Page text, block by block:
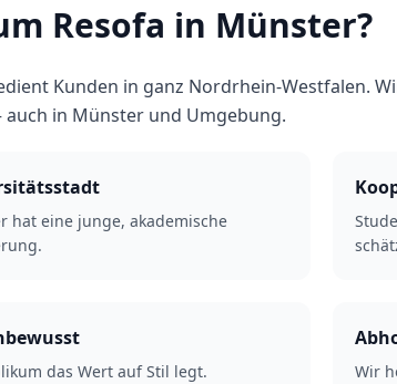
Resofa in Münster?
Kunden in ganz Nordrhein-Westfalen.
in Münster und Umgebung.
hat eine junge, akademische
das Wert auf Stil legt. Wir